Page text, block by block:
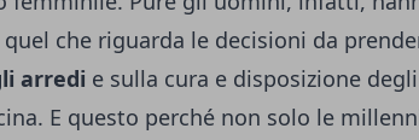
che riguarda le decisioni da
arredi e sulla cura e disposizione
E questo perché non solo le